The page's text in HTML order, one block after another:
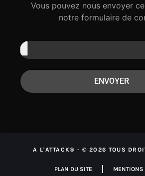
Vous pouvez nous envoyer
notre formulaire de
ENVOYER
A L'ATTACK® - © 2026 TOUS
PLAN DU SITE MENTIONS